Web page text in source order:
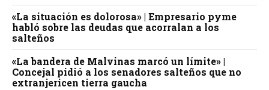
«La situación es dolorosa» | Empresario pyme
habló sobre las deudas que acorralan a los
salteños
«La bandera de Malvinas marcó un límite» |
Concejal pidió a los senadores salteños que no
extranjericen tierra gaucha